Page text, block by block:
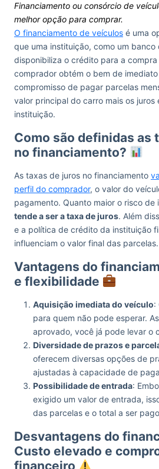
Financiamento ou consórcio de
melhor opção para comprar.
O financiamento de veículos é uma
que uma instituição, como um banco
disponibiliza o crédito para a
comprador obtém o bem de imediato
compromisso de pagar parcelas
valor principal do carro mais os juros
instituição.
Como são definidas as
no financiamento?
As taxas de juros no financiamento
perfil do comprador, o valor do
pagamento. Quanto maior o risco de
tende a ser a taxa de juros. Além
e a política de crédito da instituição
influenciam o valor final das parcelas.
Vantagens do
e flexibilidade
Aquisição imediata do veículo:
para quem não pode esperar.
aprovado, você já pode levar o
Diversidade de prazos e
oferecem diversas opções de
ajustadas à capacidade de
Possibilidade de entrada:
exigido um valor de entrada,
das parcelas e o total a ser
Desvantagens do
Custo elevado e
financeiro